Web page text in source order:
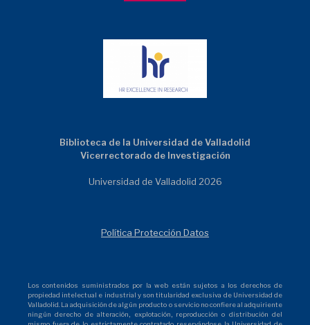
Biblioteca de la Universidad de Valladolid
Vicerrectorado de Investigación
Universidad de Valladolid 2026
Política Protección Datos
Los contenidos suministrados por la web están sujetos a los derechos de
propiedad intelectual e industrial y son titularidad exclusiva de Universidad de
Valladolid. La adquisición de algún producto o servicio no confiere al adquiriente
ningún derecho de alteración, explotación, reproducción o distribución del